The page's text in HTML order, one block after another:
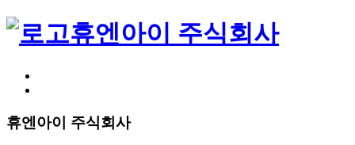
휴엔아이 주식회사
휴엔아이 주식회사